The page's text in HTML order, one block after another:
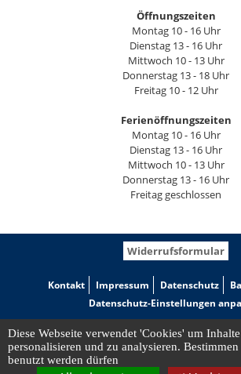
Öffnungszeiten
Montag 10 - 16 Uhr
Dienstag 13 - 16 Uhr
Mittwoch 10 - 13 Uhr
Donnerstag 13 - 18 Uhr
Freitag 10 - 12 Uhr
Ferienöffnungszeiten
Montag 10 - 16 Uhr
Dienstag 13 - 16 Uhr
Mittwoch 10 - 13 Uhr
Donnerstag 13 - 16 Uhr
Freitag geschlossen
Widerrufsformular
Kontakt Impressum Datenschutz
Datenschutz-Einstellungen
Diese Webseite verwendet 'Cookies' um
personalisieren und zu analysieren.
benutzt werden dürfen